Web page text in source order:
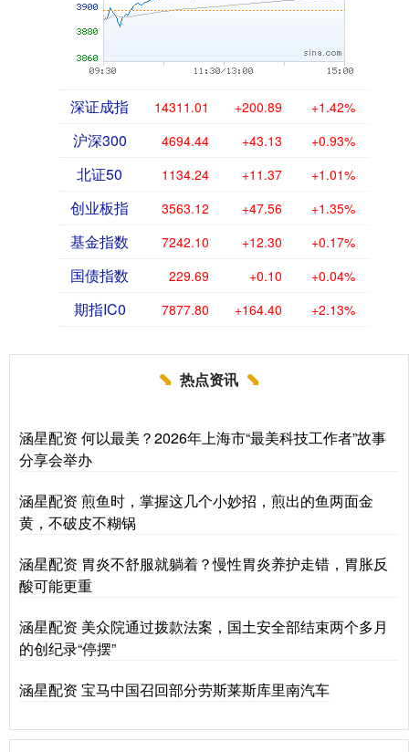
深证成指 14311.01 +200.89 +1.42%
沪深300 4694.44 +43.13 +0.93%
北证50 1134.24 +11.37 +1.01%
创业板指 3563.12 +47.56 +1.35%
基金指数 7242.10 +12.30 +0.17%
国债指数 229.69 +0.10 +0.04%
期指IC0 7877.80 +164.40 +2.13%
热点资讯
涵星配资 何以最美？2026年上海市“最美科技工作者”故事
分享会举办
涵星配资 煎鱼时，掌握这几个小妙招，煎出的鱼两面金
黄，不破皮不糊锅
涵星配资 胃炎不舒服就躺着？慢性胃炎养护走错，胃胀反
酸可能更重
涵星配资 美众院通过拨款法案，国土安全部结束两个多月
的创纪录“停摆”
涵星配资 宝马中国召回部分劳斯莱斯库里南汽车